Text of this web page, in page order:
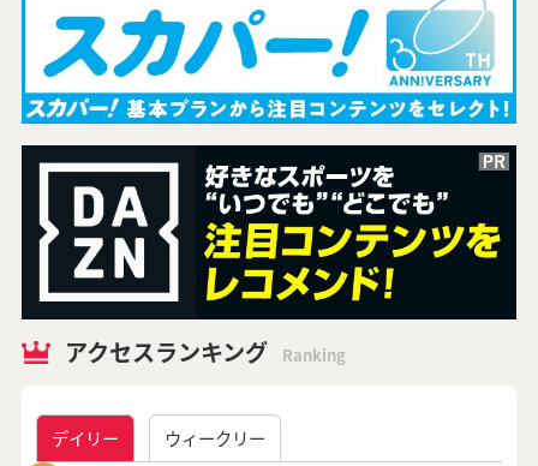
アクセスランキング Ranking
デイリー ウィークリー